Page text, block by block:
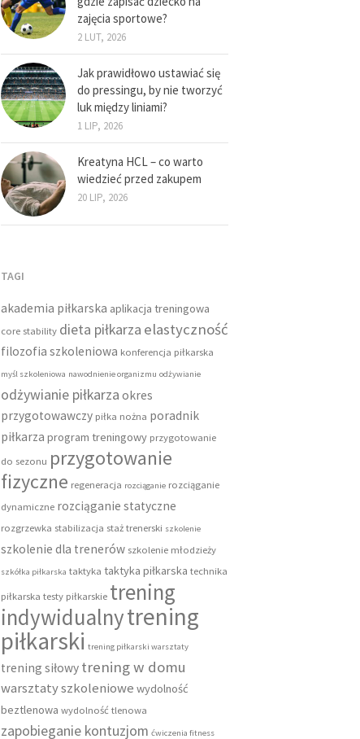
zajęcia sportowe?
2 LUT, 2026
Jak prawidłowo ustawiać się
do pressingu, by nie tworzyć
luk między liniami?
1 LIP, 2026
Kreatyna HCL – co warto
wiedzieć przed zakupem
20 LIP, 2026
TAGI
akademia piłkarska aplikacja treningowa
core stability dieta piłkarza elastyczność
filozofia szkoleniowa konferencja piłkarska
myśl szkoleniowa nawodnienie organizmu odżywianie
odżywianie piłkarza okres
przygotowawczy piłka nożna poradnik
piłkarza program treningowy przygotowanie
do sezonu przygotowanie
fizyczne regeneracja rozciąganie rozciąganie
dynamiczne rozciąganie statyczne
rozgrzewka stabilizacja staż trenerski szkolenie
szkolenie dla trenerów szkolenie młodzieży
szkółka piłkarska taktyka taktyka piłkarska technika
piłkarska testy piłkarskie trening
indywidualnytrening
piłkarski trening piłkarski warsztaty
trening siłowy trening w domu
warsztaty szkoleniowe wydolność
beztlenowa wydolność tlenowa
zapobieganie kontuzjom ćwiczenia fitness